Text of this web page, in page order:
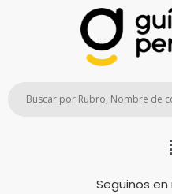
Seguinos